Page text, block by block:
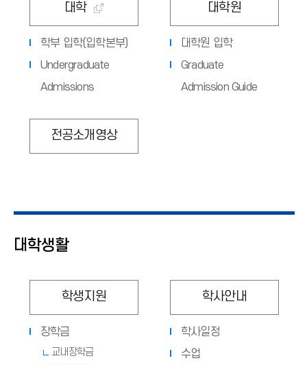
대학
학부 입학(입학본부)
Undergraduate
Admissions
대학원
대학원 입학
Graduate
Admission Guide
전공소개영상
대학생활
학생지원
장학금
교내장학금
학사안내
학사일정
수업